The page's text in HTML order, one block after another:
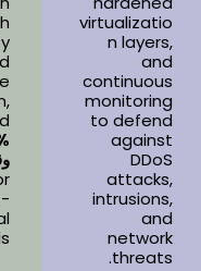
virtualizatio
n layers,
and
continuous
monitoring
to defend
against
DDoS
attacks,
intrusions,
and
network
threats.